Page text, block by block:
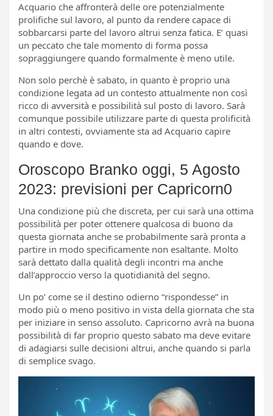
Acquario che affronterà delle ore potenzialmente
prolifiche sul lavoro, al punto da rendere capace di
sobbarcarsi parte del lavoro altrui senza fatica. E’ quasi
un peccato che tale momento di forma possa
sopraggiungere quando formalmente è meno utile.
Non solo perchè è sabato, in quanto è proprio una
condizione legata ad un contesto attualmente non così
ricco di avversità e possibilità sul posto di lavoro. Sarà
comunque possibile utilizzare parte di questa prolificità
in altri contesti, ovviamente sta ad Acquario capire
quando e dove.
Oroscopo Branko oggi, 5 Agosto
2023: previsioni per Capricorn0
Una condizione più che discreta, per cui sarà una ottima
possibilità per poter ottenere qualcosa di buono da
questa giornata anche se probabilmente sarà pronta a
partire in modo specificamente non esaltante. Molto
sarà dettato dalla qualità degli incontri ma anche
dall’approccio verso la quotidianità del segno.
Un po’ come se il destino odierno “rispondesse” in
modo più o meno positivo in vista della giornata che sta
per iniziare in senso assoluto. Capricorno avrà na buona
possibilità di far proprio questo sabato ma deve evitare
di adagiarsi sulle decisioni altrui, anche quando si parla
di semplice svago.